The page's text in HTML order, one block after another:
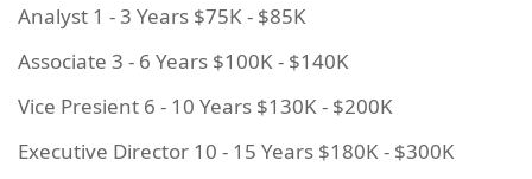
Analyst 1 - 3 Years $75K - $85K
Associate 3 - 6 Years $100K - $140K
Vice Presient 6 - 10 Years $130K - $200K
Executive Director 10 - 15 Years $180K - $300K